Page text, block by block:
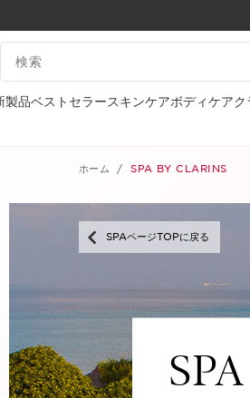
コンテンツへ移動
検索候補
製品ベストセラースキンケアボディケアク
ホーム SPA BY CLARINS
SPAページTOPに戻る